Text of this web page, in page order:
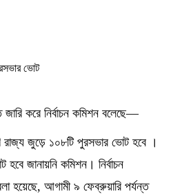
জারি করে নির্বাচন কমিশন বলেছে—
জুড়ে ১০৮টি পুরসভার ভোট হবে ।
হবে জানায়নি কমিশন। নির্বাচন
হয়েছে, আগামী ৯ ফেব্রুয়ারি পর্যন্ত